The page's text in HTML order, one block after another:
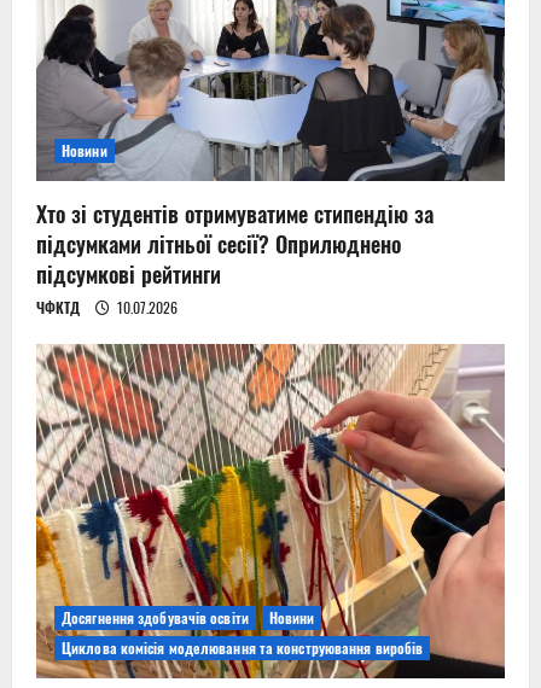
Новини
Хто зі студентів отримуватиме стипендію за
підсумками літньої сесії? Оприлюднено
підсумкові рейтинги
ЧФКТД 10.07.2026
Досягнення здобувачів освіти
Новини
Циклова комісія моделювання та конструювання виробів